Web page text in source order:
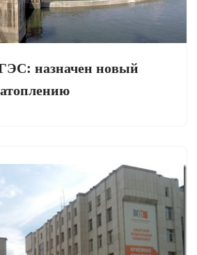
назначен новый